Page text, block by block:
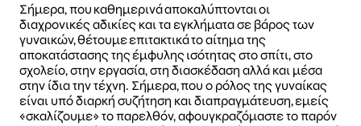
Σήμερα, που καθημερινά αποκαλύπτονται οι
διαχρονικές αδικίες και τα εγκλήματα σε βάρος των
γυναικών, θέτουμε επιτακτικά το αίτημα της
αποκατάστασης της έμφυλης ισότητας στο σπίτι, στο
σχολείο, στην εργασία, στη διασκέδαση αλλά και μέσα
στην ίδια την τέχνη. Σήμερα, που ο ρόλος της γυναίκας
είναι υπό διαρκή συζήτηση και διαπραγμάτευση, εμείς
«σκαλίζουμε» το παρελθόν, αφουγκραζόμαστε το παρόν